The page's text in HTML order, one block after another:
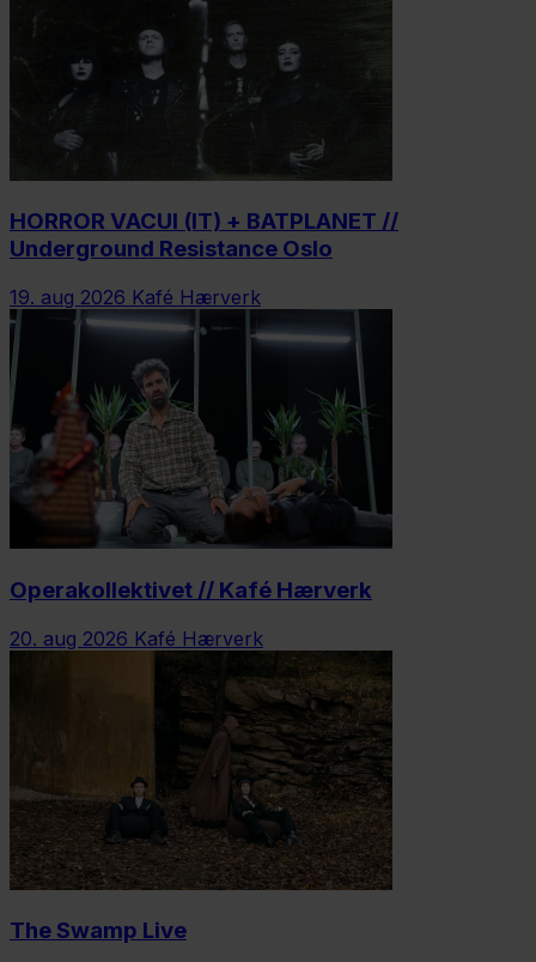
HORROR VACUI (IT) + BATPLANET //
Underground Resistance Oslo
19. aug 2026 Kafé Hærverk
Operakollektivet // Kafé Hærverk
20. aug 2026 Kafé Hærverk
The Swamp Live